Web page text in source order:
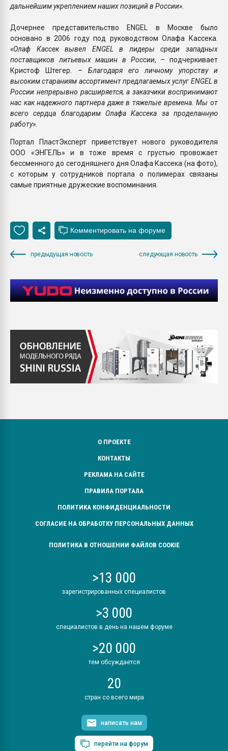
дальнейшим укреплением наших позиций в России».
Дочернее представительство ENGEL в Москве было
основано в 2006 году под руководством Олафа Кассека.
«Олаф Кассек вывел ENGEL в лидеры среди западных
поставщиков литьевых машин в России, – подчеркивает
Кристоф Штегер. – Благодаря его личному упорству и
высоким стараниям ассортимент предлагаемых услуг ENGEL в
России непрерывно расширяется, а заказчики воспринимают
нас как надежного партнера даже в тяжелые времена. Мы от
всего сердца благодарим Олафа Кассека за проделанную
работу».
Портал ПластЭксперт приветствует нового руководителя
ООО «ЭНГЕЛЬ» и в тоже время с грустью провожает
бессменного до сегодняшнего дня Олафа Кассека (на фото),
с которым у сотрудников портала о полимерах связаны
самые приятные дружеские воспоминания.
предыдущая новость следующая новость
О ПРОЕКТЕ
КОНТАКТЫ
РЕКЛАМА НА САЙТЕ
ПРАВИЛА ПОРТАЛА
ПОЛИТИКА КОНФИДЕНЦИАЛЬНОСТИ
СОГЛАСИЕ НА ОБРАБОТКУ ПЕРСОНАЛЬНЫХ ДАННЫХ
ПОЛИТИКА В ОТНОШЕНИИ ФАЙЛОВ COOKIE
>13 000
зарегистрированных специалистов
>3 000
специалистов в день на нашем форуме
>20 000
тем обсуждается
20
стран со всего мира
написать нам
перейти на форум